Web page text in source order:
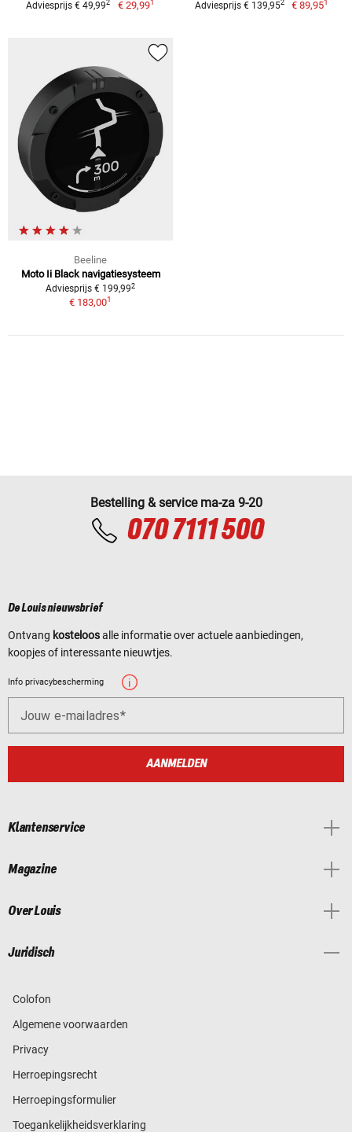
Adviesprijs € 49,992 € 29,991 Adviesprijs € 139,952 € 89,951
Beeline
Moto Ii Black navigatiesysteem
Adviesprijs € 199,992
€ 183,001
Bestelling & service ma-za 9-20
070 7111 500
De Louis nieuwsbrief
Ontvang kosteloosalle informatie over actuele aanbiedingen,
koopjes of interessante nieuwtjes.
Info privacybescherming
Jouw e-mailadres
AANMELDEN
Klantenservice
Magazine
Over Louis
Juridisch
Colofon
Algemene voorwaarden
Privacy
Herroepingsrecht
Herroepingsformulier
Toegankelijkheidsverklaring